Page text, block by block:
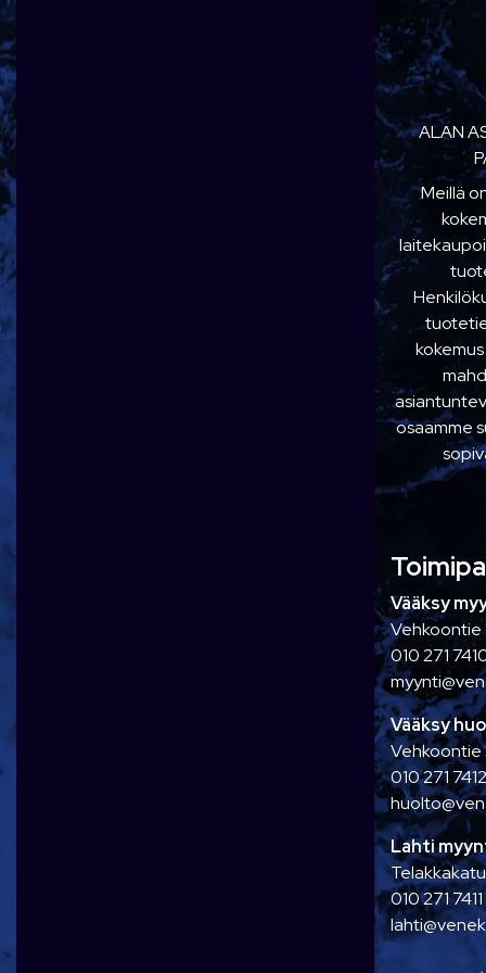
ALAN
Meillä
osaamme
Vääksy
Vehkoontie
010 271
Vääksy
Vehkoontie
010 271 7412
Lahti
010 271 7411